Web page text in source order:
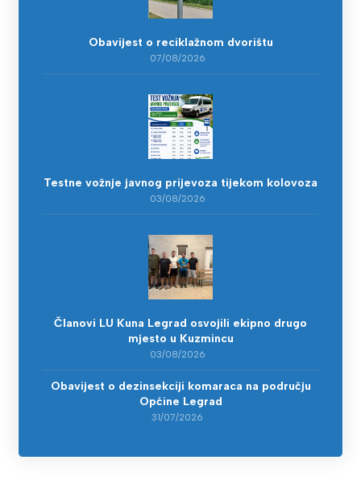
Obavijest o reciklažnom dvorištu
07/08/2026
Testne vožnje javnog prijevoza tijekom kolovoza
03/08/2026
Članovi LU Kuna Legrad osvojili ekipno drugo
mjesto u Kuzmincu
03/08/2026
Obavijest o dezinsekciji komaraca na području
Općine Legrad
31/07/2026